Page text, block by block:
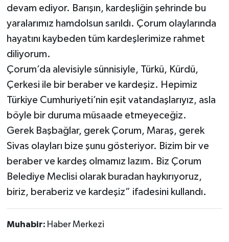
devam ediyor. Barışın, kardeşliğin şehrinde bu
yaralarımız hamdolsun sarıldı. Çorum olaylarında
hayatını kaybeden tüm kardeşlerimize rahmet
diliyorum.
Çorum’da alevisiyle sünnisiyle, Türkü, Kürdü,
Çerkesi ile bir beraber ve kardeşiz. Hepimiz
Türkiye Cumhuriyeti’nin eşit vatandaşlarıyız, asla
böyle bir duruma müsaade etmeyeceğiz.
Gerek Başbağlar, gerek Çorum, Maraş, gerek
Sivas olayları bize şunu gösteriyor. Bizim bir ve
beraber ve kardeş olmamız lazım. Biz Çorum
Belediye Meclisi olarak buradan haykırıyoruz,
biriz, beraberiz ve kardeşiz” ifadesini kullandı.
Muhabir: Haber Merkezi